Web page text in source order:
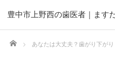
豊中市上野西の歯医者｜ます
Home あなたは大丈夫？歯がり下がり